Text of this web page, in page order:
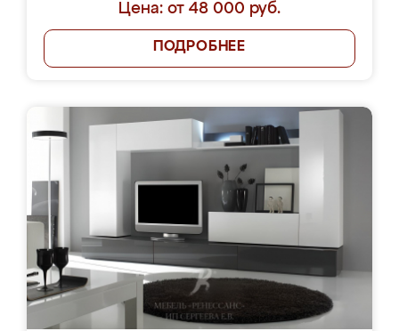
Цена: от 48 000 руб.
ПОДРОБНЕЕ